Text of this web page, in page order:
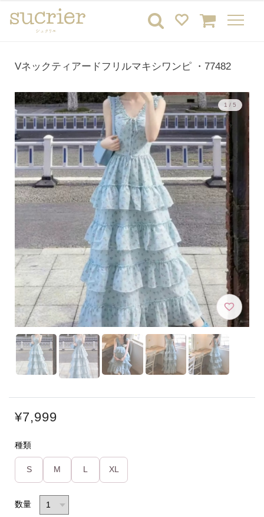
Vネックティアードフリルマキシワンピ ・77482
1 / 5
¥7,999
種類
S M L XL
数量